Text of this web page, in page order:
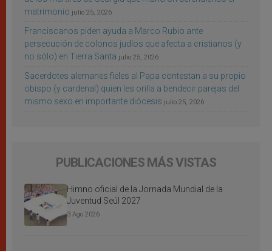
matrimonio julio 25, 2026
Franciscanos piden ayuda a Marco Rubio ante
persecución de colonos judíos que afecta a cristianos (y
no sólo) en Tierra Santa julio 25, 2026
Sacerdotes alemanes fieles al Papa contestan a su propio
obispo (y cardenal) quien les orilla a bendecir parejas del
mismo sexo en importante diócesis julio 25, 2026
PUBLICACIONES MÁS VISTAS
Himno oficial de la Jornada Mundial de la
Juventud Seúl 2027
3 Ago 2026